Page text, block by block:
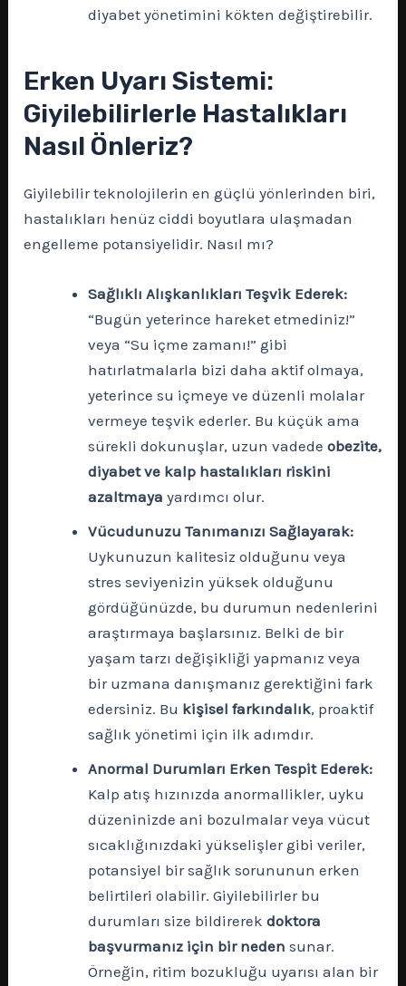
diyabet yönetimini kökten değiştirebilir.
Erken Uyarı Sistemi:
Giyilebilirlerle Hastalıkları
Nasıl Önleriz?
Giyilebilir teknolojilerin en güçlü yönlerinden biri,
hastalıkları henüz ciddi boyutlara ulaşmadan
engelleme potansiyelidir. Nasıl mı?
Sağlıklı Alışkanlıkları Teşvik Ederek:
“Bugün yeterince hareket etmediniz!”
veya “Su içme zamanı!” gibi
hatırlatmalarla bizi daha aktif olmaya,
yeterince su içmeye ve düzenli molalar
vermeye teşvik ederler. Bu küçük ama
sürekli dokunuşlar, uzun vadedeobezite,
diyabet ve kalp hastalıkları riskini
azaltmaya yardımcı olur.
Vücudunuzu Tanımanızı Sağlayarak:
Uykunuzun kalitesiz olduğunu veya
stres seviyenizin yüksek olduğunu
gördüğünüzde, bu durumun nedenlerini
araştırmaya başlarsınız. Belki de bir
yaşam tarzı değişikliği yapmanız veya
bir uzmana danışmanız gerektiğini fark
edersiniz. Bu kişisel farkındalık, proaktif
sağlık yönetimi için ilk adımdır.
Anormal Durumları Erken Tespit Ederek:
Kalp atış hızınızda anormallikler, uyku
düzeninizde ani bozulmalar veya vücut
sıcaklığınızdaki yükselişler gibi veriler,
potansiyel bir sağlık sorununun erken
belirtileri olabilir. Giyilebilirler bu
durumları size bildirerekdoktora
başvurmanız için bir neden sunar.
Örneğin, ritim bozukluğu uyarısı alan bir